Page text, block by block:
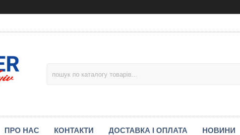
ПРО НАС КОНТАКТИ ДОСТАВКА І ОПЛАТА НОВИНИ